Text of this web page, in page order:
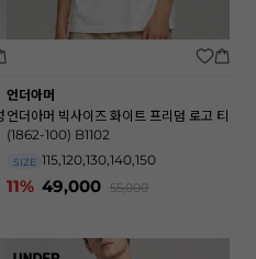
언더아머
언더아머 빅사이즈 화이트 프리덤 로고 티
(1862-100) B1102
SIZE 115,120,130,140,150
11% 49,000 55,000